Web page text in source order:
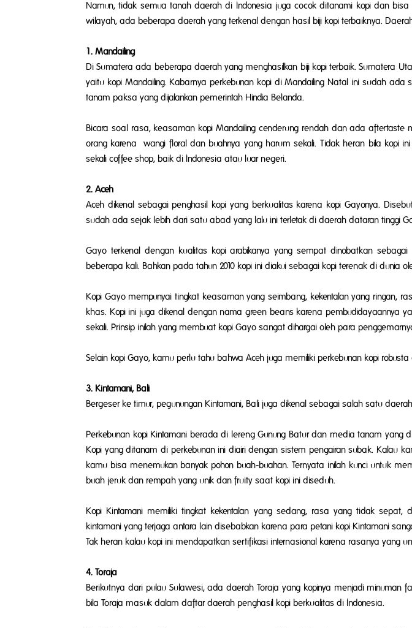
Namun, tidak semua tanah daerah di Indonesia juga cocok ditanami kopi dan bisa
wilayah, ada beberapa daerah yang terkenal dengan hasil biji kopi terbaiknya.
1. Mandailing
Di Sumatera ada beberapa daerah yang menghasilkan biji kopi terbaik. Sumatera
yaitu kopi Mandailing. Kabarnya perkebunan kopi di Mandailing Natal ini sudah ada
tanam paksa yang dijalankan pemerintah Hindia Belanda.
Bicara soal rasa, keasaman kopi Mandailing cenderung rendah dan adaaftertaste
orang karena wangi floral dan buahnya yang harum sekali. Tidak heran bila kopi
sekali coffee shop, baik di Indonesia atau luar negeri.
2. Aceh
Aceh dikenal sebagai penghasil kopi yang berkualitas karena kopi Gayonya.
sudah ada sejak lebih dari satu abad yang lalu ini terletak di daerah dataran tinggi
Gayo terkenal dengan kualitas kopi arabikanya yang sempat dinobatkan
beberapa kali. Bahkan pada tahun 2010 kopi ini diakui sebagai kopi terenak di dunia
Kopi Gayo mempunyai tingkat keasaman yang seimbang, kekentalan yang ringan,
khas. Kopi ini juga dikenal dengan nama green beanskarena pembudidayaannya
sekali. Prinsip inilah yang membuat kopi Gayo sangat dihargai oleh para
Selain kopi Gayo, kamu perlu tahu bahwa Aceh juga memiliki perkebunan kopi
3. Kintamani, Bali
Bergeser ke timur, pegunungan Kintamani, Bali juga dikenal sebagai salah satu
Perkebunan kopi Kintamani berada di lereng Gunung Batur dan media tanam yang
Kopi yang ditanam di perkebunan ini diairi dengan sistem pengairan subak. Kalau
kamu bisa menemukan banyak pohon buah-buahan. Ternyata inilah kunci untuk
buah jeruk dan rempah yang unik dan fruity saat kopi ini diseduh.
Kopi Kintamani memiliki tingkat kekentalan yang sedang, rasa yang tidak
kintamani yang terjaga antara lain disebabkan karena para petani kopi Kintamani
Tak heran kalau kopi ini mendapatkan sertifikasi internasional karena rasanya yang
4. Toraja
Berikutnya dari pulau Sulawesi, ada daerah Toraja yang kopinya menjadi minuman
bila Toraja masuk dalam daftar daerah penghasil kopi berkualitas di Indonesia.